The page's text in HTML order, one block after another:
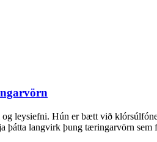
leysiefni. Hún er bætt við
langvirk þung tæringarvörn